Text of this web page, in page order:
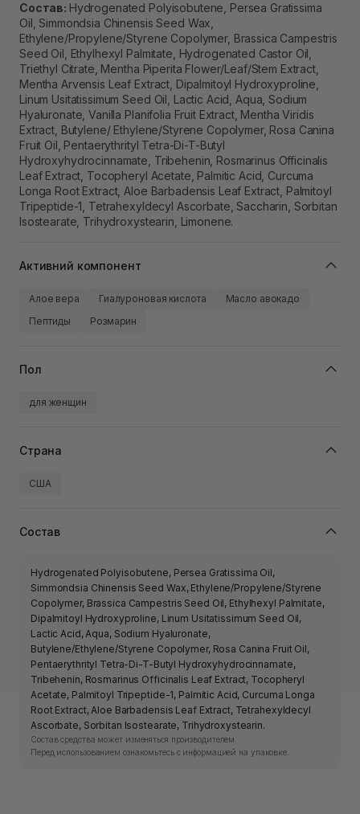
Состав: Hydrogenated Polyisobutene, Persea Gratissima
Oil, Simmondsia Chinensis Seed Wax,
Ethylene/Propylene/Styrene Copolymer, Brassica Campestris
Seed Oil, Ethylhexyl Palmitate, Hydrogenated Castor Oil,
Triethyl Citrate, Mentha Piperita Flower/Leaf/Stem Extract,
Mentha Arvensis Leaf Extract, Dipalmitoyl Hydroxyproline,
Linum Usitatissimum Seed Oil, Lactic Acid, Aqua, Sodium
Hyaluronate, Vanilla Planifolia Fruit Extract, Mentha Viridis
Extract, Butylene/ Ethylene/Styrene Copolymer, Rosa Canina
Fruit Oil, Pentaerythrityl Tetra-Di-T-Butyl
Hydroxyhydrocinnamate, Tribehenin, Rosmarinus Officinalis
Leaf Extract, Tocopheryl Acetate, Palmitic Acid, Curcuma
Longa Root Extract, Aloe Barbadensis Leaf Extract, Palmitoyl
Tripeptide-1, Tetrahexyldecyl Ascorbate, Saccharin, Sorbitan
Isostearate, Trihydroxystearin, Limonene.
Активний компонент
Алое вера Гиалуроновая кислота
Масло авокадо
Пептиды
Розмарин
Пол
для женщин
Страна
США
Состав
Hydrogenated Polyisobutene, Persea Gratissima Oil,
Simmondsia Chinensis Seed Wax, Ethylene/Propylene/Styrene
Copolymer, Brassica Campestris Seed Oil, Ethylhexyl Palmitate,
Dipalmitoyl Hydroxyproline, Linum Usitatissimum Seed Oil,
Lactic Acid, Aqua, Sodium Hyaluronate,
Butylene/Ethylene/Styrene Copolymer, Rosa Canina Fruit Oil,
Pentaerythrityl Tetra-Di-T-Butyl Hydroxyhydrocinnamate,
Tribehenin, Rosmarinus Officinalis Leaf Extract, Tocopheryl
Acetate, Palmitoyl Tripeptide-1, Palmitic Acid, Curcuma Longa
Root Extract, Aloe Barbadensis Leaf Extract, Tetrahexyldecyl
Ascorbate, Sorbitan Isostearate, Trihydroxystearin.
Состав средства может изменяться производителем.
Перед использованием ознакомьтесь с информацией на упаковке.